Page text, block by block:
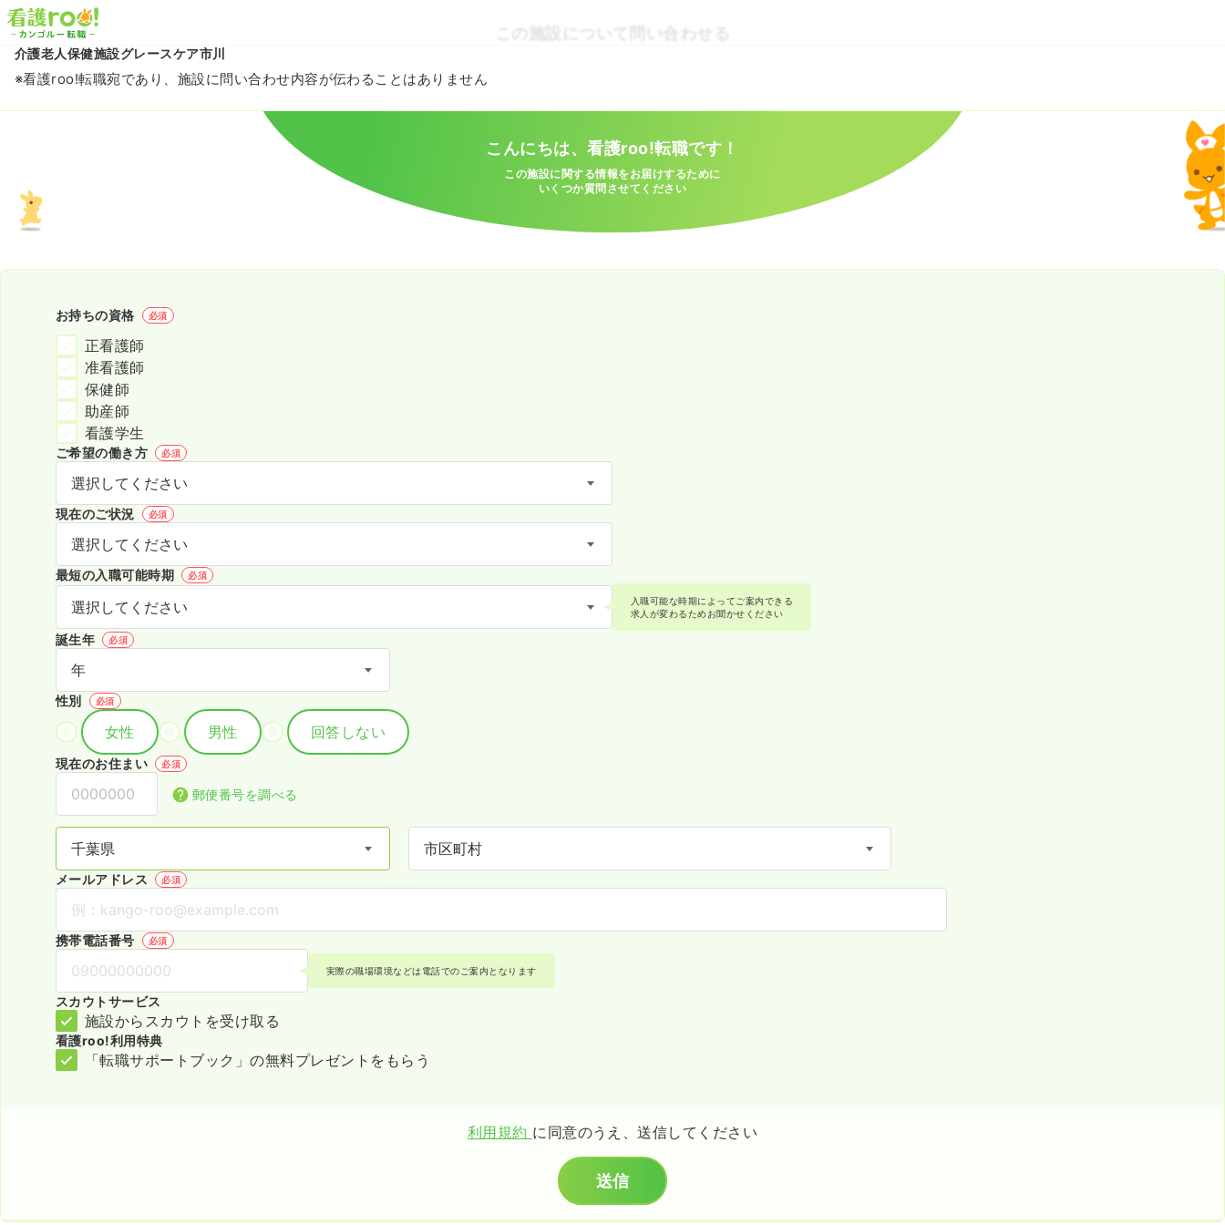
この施設について問い合わせる
介護老人保健施設グレースケア市川
※看護roo!転職宛であり、施設に問い合わせ内容が伝わることはありません
こんにちは、看護roo!転職です！
この施設に関する情報をお届けするために
いくつか質問させてください
お持ちの資格 必須
正看護師
准看護師
保健師
助産師
看護学生
ご希望の働き方 必須
現在のご状況 必須
最短の入職可能時期 必須
入職可能な時期によってご案内できる
求人が変わるためお聞かせください
誕生年 必須
性別 必須
女性 男性 回答しない
現在のお住まい 必須
郵便番号を調べる
メールアドレス 必須
携帯電話番号 必須
実際の職場環境などは電話でのご案内となります
スカウトサービス
施設からスカウトを受け取る
看護roo!利用特典
「転職サポートブック」の無料プレゼントをもらう
利用規約 に同意のうえ、送信してください
送信